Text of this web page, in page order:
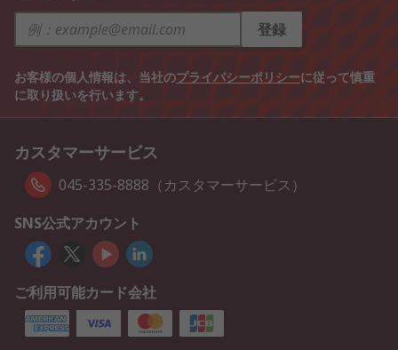
登録
お客様の個人情報は、当社のプライバシーポリシーに従って慎重
に取り扱いを行います。
カスタマーサービス
045-335-8888（カスタマーサービス）
SNS公式アカウント
ご利用可能カード会社